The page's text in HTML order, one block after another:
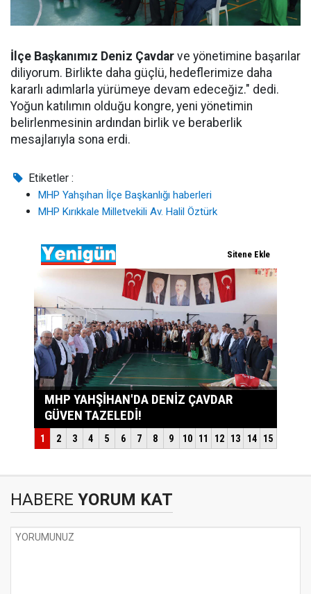
İlçe Başkanımız Deniz Çavdar ve yönetimine başarılar
diliyorum. Birlikte daha güçlü, hedeflerimize daha
kararlı adımlarla yürümeye devam edeceğiz." dedi.
Yoğun katılımın olduğu kongre, yeni yönetimin
belirlenmesinin ardından birlik ve beraberlik
mesajlarıyla sona erdi.
Etiketler :
MHP Yahşıhan İlçe Başkanlığı haberleri
MHP Kırıkkale Milletvekili Av. Halil Öztürk
HABERE YORUM KAT